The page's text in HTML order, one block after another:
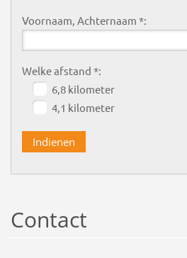
Voornaam, Achternaam *:
Welke afstand *:
6,8 kilometer
4,1 kilometer
Contact